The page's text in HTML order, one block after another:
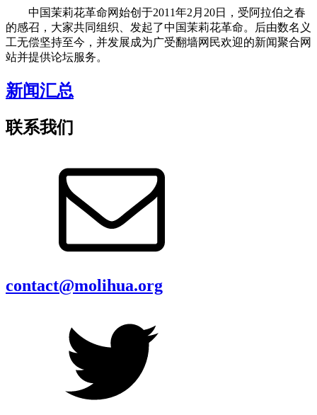
中国茉莉花革命网始创于2011年2月20日，受阿拉伯之春
的感召，大家共同组织、发起了中国茉莉花革命。后由数名义
工无偿坚持至今，并发展成为广受翻墙网民欢迎的新闻聚合网
站并提供论坛服务。
新闻汇总
联系我们
contact@molihua.org